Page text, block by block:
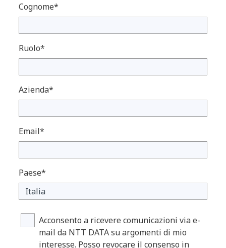
Cognome*
Ruolo*
Azienda*
Email*
Paese*
Acconsento a ricevere comunicazioni via e-
mail da NTT DATA su argomenti di mio
interesse. Posso revocare il consenso in